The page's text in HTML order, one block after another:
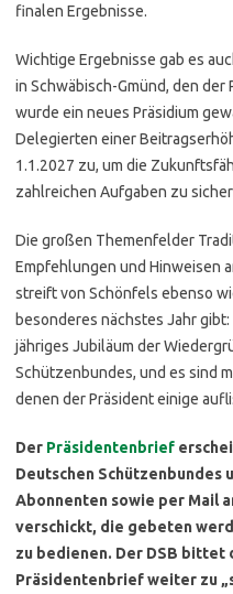
finalen Ergebnisse.
Wichtige Ergebnisse gab es
in Schwäbisch-Gmünd, den
wurde ein neues Präsidium
Delegierten einer
1.1.2027 zu, um die
zahlreichen Aufgaben zu
Die großen Themenfelder
Empfehlungen und Hinweisen
streift von Schönfels ebenso
besonderes nächstes Jahr
jähriges Jubiläum der
Schützenbundes, und es sind
denen der Präsident einige
Der Präsidentenbrief
Deutschen Schützenbundes
Abonnenten sowie per Mail
verschickt, die gebeten
zu bedienen. Der DSB bittet
Präsidentenbrief weiter zu